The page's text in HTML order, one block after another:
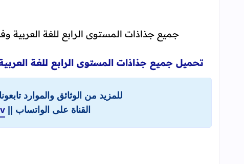
جميع جذاذات المستوى الرابع للغة العربية
تحميل جميع جذاذات المستوى الرابع للغة
للمزيد من الوثائق والموارد
القناة على الواتساب ||